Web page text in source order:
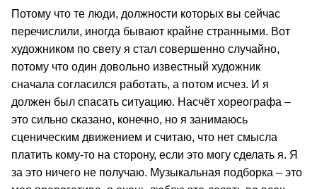
Потому что те люди, должности которых вы сейчас
перечислили, иногда бывают крайне странными. Вот
художником по свету я стал совершенно случайно,
потому что один довольно известный художник
сначала согласился работать, а потом исчез. И я
должен был спасать ситуацию. Насчёт хореографа –
это сильно сказано, конечно, но я занимаюсь
сценическим движением и считаю, что нет смысла
платить кому-то на сторону, если это могу сделать я. Я
за это ничего не получаю. Музыкальная подборка – это